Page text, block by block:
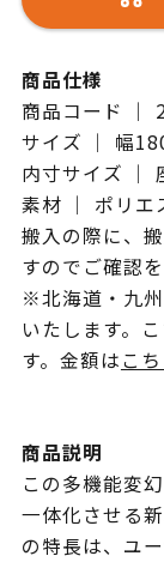
商品仕様
商品コード ｜
サイズ ｜ 幅
内寸サイズ ｜
素材 ｜ ポリエ
搬入の際に、
すのでご確認
※北海道・九
いたします。
す。金額はこ
商品説明
この多機能変
一体化させる
の特長は、ユ